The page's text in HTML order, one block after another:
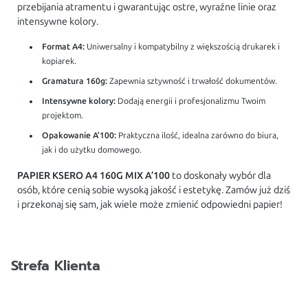
przebijania atramentu i gwarantując ostre, wyraźne linie oraz
intensywne kolory.
Format A4: Uniwersalny i kompatybilny z większością drukarek i
kopiarek.
Gramatura 160g: Zapewnia sztywność i trwałość dokumentów.
Intensywne kolory: Dodają energii i profesjonalizmu Twoim
projektom.
Opakowanie A’100: Praktyczna ilość, idealna zarówno do biura,
jak i do użytku domowego.
PAPIER KSERO A4 160G MIX A’100 to doskonały wybór dla
osób, które cenią sobie wysoką jakość i estetykę. Zamów już dziś
i przekonaj się sam, jak wiele może zmienić odpowiedni papier!
Strefa Klienta